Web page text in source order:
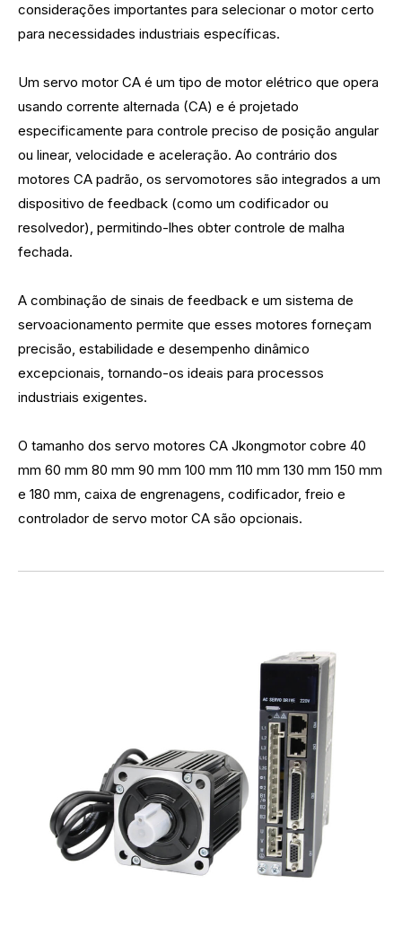
considerações importantes para selecionar o motor certo
para necessidades industriais específicas.
Um servo motor CA é um tipo de motor elétrico que opera
usando corrente alternada (CA) e é projetado
especificamente para controle preciso de posição angular
ou linear, velocidade e aceleração. Ao contrário dos
motores CA padrão, os servomotores são integrados a um
dispositivo de feedback (como um codificador ou
resolvedor), permitindo-lhes obter controle de malha
fechada.
A combinação de sinais de feedback e um sistema de
servoacionamento permite que esses motores forneçam
precisão, estabilidade e desempenho dinâmico
excepcionais, tornando-os ideais para processos
industriais exigentes.
O tamanho dos servo motores CA Jkongmotor cobre 40
mm 60 mm 80 mm 90 mm 100 mm 110 mm 130 mm 150 mm
e 180 mm, caixa de engrenagens, codificador, freio e
controlador de servo motor CA são opcionais.